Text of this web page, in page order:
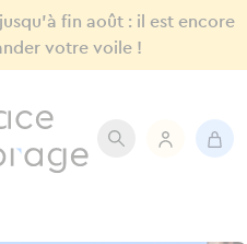
fin août : il est encore
votre voile !